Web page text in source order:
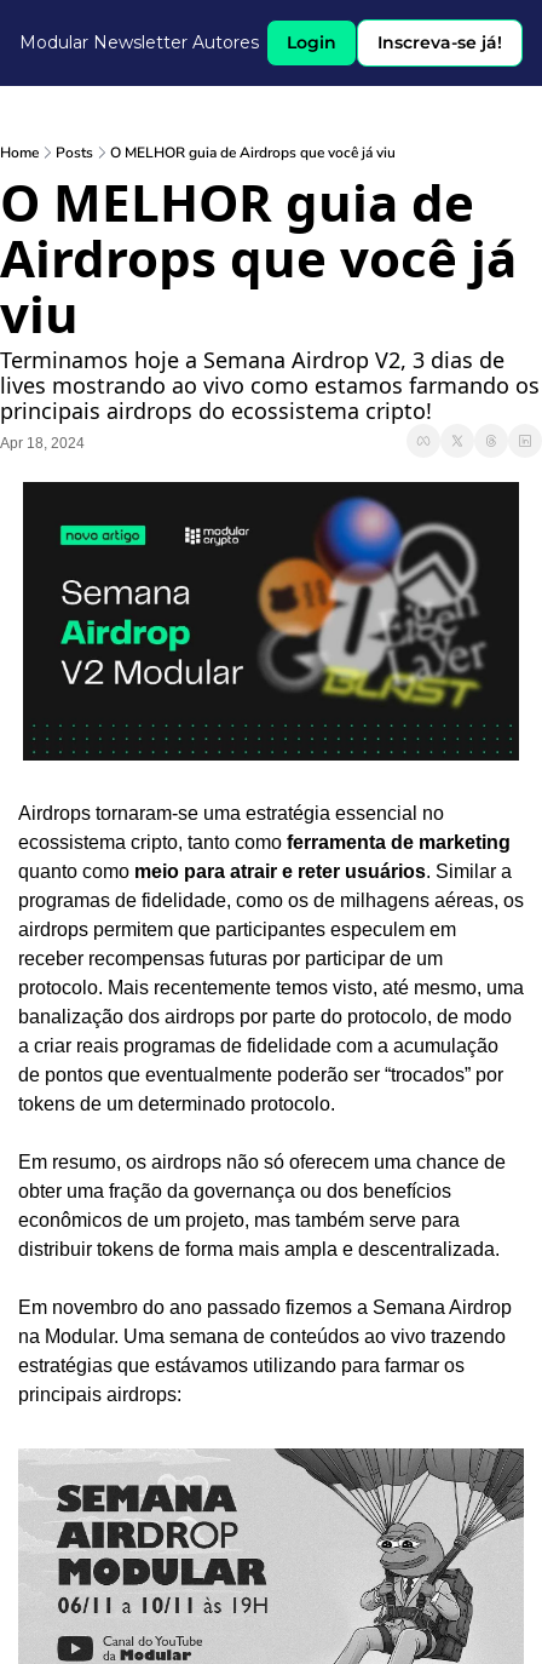
Modular Newsletter Autores Login Inscreva-se já!
Home Posts O MELHOR guia de Airdrops que você já viu
O MELHOR guia de
Airdrops que você já
viu
Terminamos hoje a Semana Airdrop V2, 3 dias de
lives mostrando ao vivo como estamos farmando os
principais airdrops do ecossistema cripto!
Apr 18, 2024
Airdrops tornaram-se uma estratégia essencial no
ecossistema cripto, tanto como ferramenta de marketing
quanto como meio para atrair e reter usuários. Similar a
programas de fidelidade, como os de milhagens aéreas, os
airdrops permitem que participantes especulem em
receber recompensas futuras por participar de um
protocolo. Mais recentemente temos visto, até mesmo, uma
banalização dos airdrops por parte do protocolo, de modo
a criar reais programas de fidelidade com a acumulação
de pontos que eventualmente poderão ser “trocados” por
tokens de um determinado protocolo.
Em resumo, os airdrops não só oferecem uma chance de
obter uma fração da governança ou dos benefícios
econômicos de um projeto, mas também serve para
distribuir tokens de forma mais ampla e descentralizada.
Em novembro do ano passado fizemos a Semana Airdrop
na Modular. Uma semana de conteúdos ao vivo trazendo
estratégias que estávamos utilizando para farmar os
principais airdrops: